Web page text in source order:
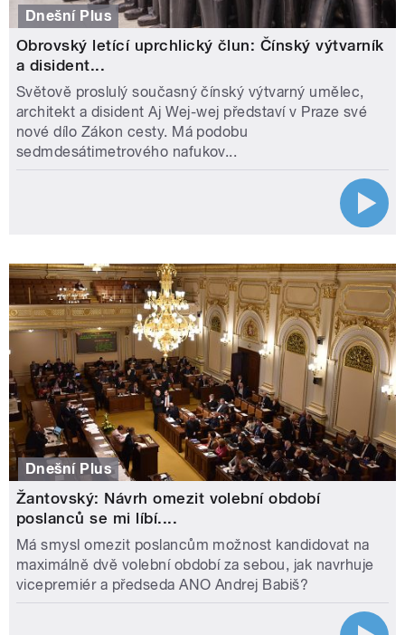
Dnešní Plus
Obrovský letící uprchlický člun: Čínský výtvarník
a disident...
Světově proslulý současný čínský výtvarný umělec,
architekt a disident Aj Wej-wej představí v Praze své
nové dílo Zákon cesty. Má podobu
sedmdesátimetrového nafukov...
Dnešní Plus
Žantovský: Návrh omezit volební období
poslanců se mi líbí....
Má smysl omezit poslancům možnost kandidovat na
maximálně dvě volební období za sebou, jak navrhuje
vicepremiér a předseda ANO Andrej Babiš?